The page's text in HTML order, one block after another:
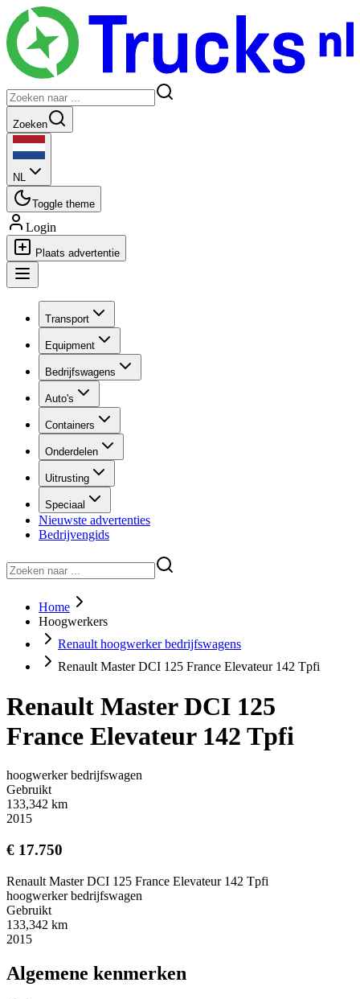
Zoeken
NL
Toggle theme
Login
Plaats advertentie
Transport
Equipment
Bedrijfswagens
Auto's
Containers
Onderdelen
Uitrusting
Speciaal
Nieuwste advertenties
Bedrijvengids
Home
Hoogwerkers
Renault hoogwerker bedrijfswagens
Renault Master DCI 125 France Elevateur 142 Tpfi
Renault Master DCI 125
France Elevateur 142 Tpfi
hoogwerker bedrijfswagen
Gebruikt
133,342 km
2015
€ 17.750
Renault Master DCI 125 France Elevateur 142 Tpfi
hoogwerker bedrijfswagen
Gebruikt
133,342 km
2015
Algemene kenmerken